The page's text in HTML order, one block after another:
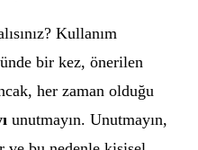
Kullanım
bir kez, önerilen
her zaman olduğu
unutmayın. Unutmayın,